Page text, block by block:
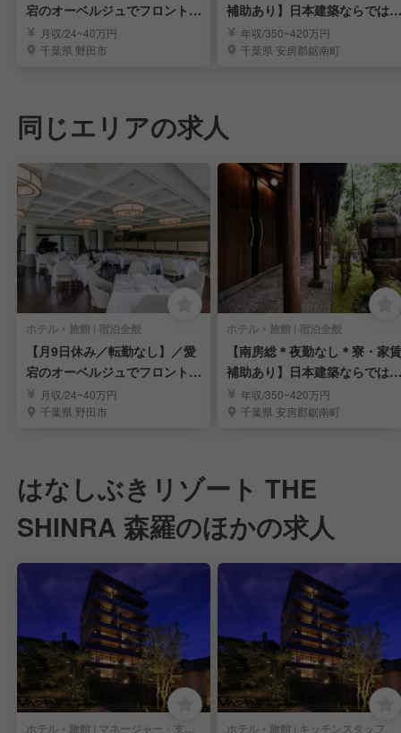
宕のオーベルジュでフロントス
タッフを募集
月収/24~40万円
千葉県 野田市
補助あり】日本建築ならではの
趣×現代的な快適さ
年収/350~420万円
千葉県 安房郡鋸南町
同じエリアの求人
ホテル・旅館 | 宿泊全般
【月9日休み／転勤なし】／愛
宕のオーベルジュでフロントス
タッフを募集
月収/24~40万円
千葉県 野田市
ホテル・旅館 | 宿泊全般
【南房総＊夜勤なし＊寮・家賃
補助あり】日本建築ならではの
趣×現代的な快適さ
年収/350~420万円
千葉県 安房郡鋸南町
はなしぶきリゾート THE
SHINRA 森羅のほかの求人
ホテル・旅館 | マネージャー・支配人・副支配人・女将 ホテル・旅館 | キッチンスタッフ